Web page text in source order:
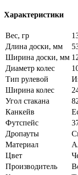
Характеристики
Вес, гр
Длина доски, мм
Ширина доски, мм
Диаметр колес
Тип рулевой
Ширина колес
Угол стакана
Канкейв
Футспейс
Дропауты
Материал
Цвет
Производитель